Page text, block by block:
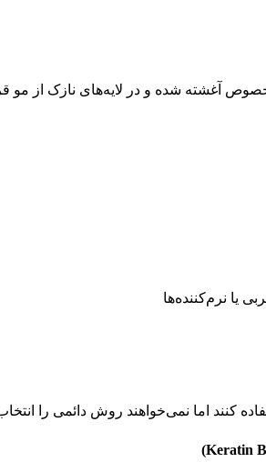
آغشته شده و در لایه‌های نازک از مو
یا نرم‌کننده‌ها
کنند اما نمی‌خواهند روش دائمی را